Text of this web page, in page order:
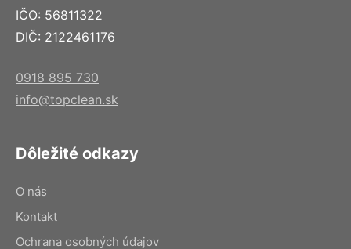
IČO: 56811322
DIČ: 2122461176
0918 895 730
info@topclean.sk
Dôležité odkazy
O nás
Kontakt
Ochrana osobných údajov